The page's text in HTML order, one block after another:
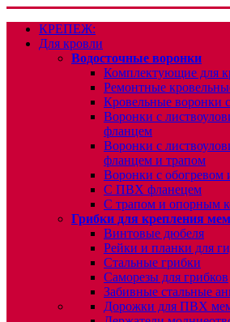
КРЕПЕЖ:
Для кровли
Водосточные воронки
Комплектующие для
Ремонтные
Кровельные воронки
Воронки с
фланцем
Воронки с
фланцем и трапом
Воронки с
С ПВХ фланецем
С трапом и опорным
Грибки для крепления
Винтовые дюбеля
Рейки и планки для
Стальные грибки
Саморезы для грибков
Забивные стальные
Дорожки для ПВХ